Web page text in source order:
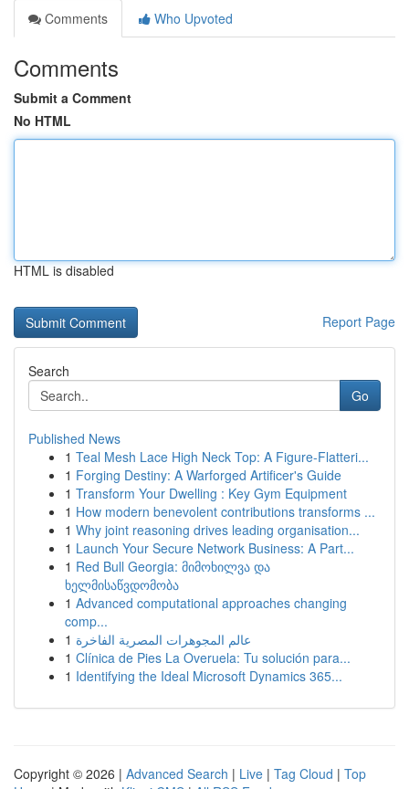
Comments
Who Upvoted
Comments
Submit a Comment
No HTML
HTML is disabled
Report Page
Search
Go
Published News
1 Teal Mesh Lace High Neck Top: A Figure-Flatteri...
1 Forging Destiny: A Warforged Artificer's Guide
1 Transform Your Dwelling : Key Gym Equipment
1 How modern benevolent contributions transforms ...
1 Why joint reasoning drives leading organisation...
1 Launch Your Secure Network Business: A Part...
1 Red Bull Georgia: მიმოხილვა და
ხელმისაწვდომობა
1 Advanced computational approaches changing
comp...
1 عالم المجوهرات المصرية الفاخرة
1 Clínica de Pies La Overuela: Tu solución para...
1 Identifying the Ideal Microsoft Dynamics 365...
Copyright © 2026 | Advanced Search | Live | Tag Cloud | Top